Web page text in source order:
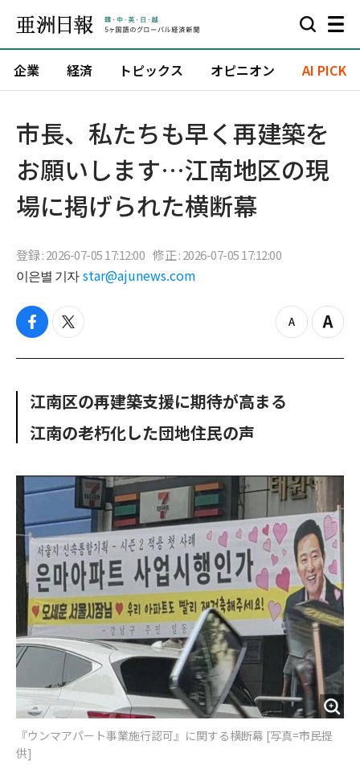
企業 経済 トピックス オピニオン AI PICK
市長、私たちも早く再建築を
お願いします…江南地区の現
場に掲げられた横断幕
登録 : 2026-07-05 17:12:00 修正 : 2026-07-05 17:12:00
이은별 기자 star@ajunews.com
f
c
o
k
t
i
e
z
o
Z
o
江南区の再建築支援に期待が高まる
江南の老朽化した団地住民の声
『ウンマアパート事業施行認可』に関する横断幕 [写真=市民提
供]